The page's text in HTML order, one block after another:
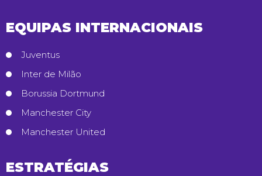
EQUIPAS INTERNACIONAIS
Juventus
Inter de Milão
Borussia Dortmund
Manchester City
Manchester United
ESTRATÉGIAS